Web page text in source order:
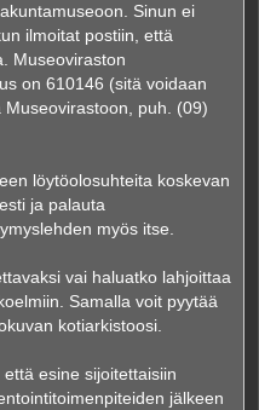
Sinun ei
ilmoitat postiin, että
Museoviraston
on 610146 (sitä voidaan
Museovirastoon, puh. (09)
löytöolosuhteita koskevan
ja palauta
myös itse.
vai haluatko lahjoittaa
Samalla voit pyytää
kotiarkistoosi.
esine sijoitettaisiin
jälkeen